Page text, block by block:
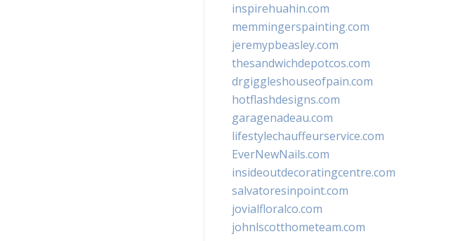
inspirehuahin.com
memmingerspainting.com
jeremypbeasley.com
thesandwichdepotcos.com
drgiggleshouseofpain.com
hotflashdesigns.com
garagenadeau.com
lifestylechauffeurservice.com
EverNewNails.com
insideoutdecoratingcentre.com
salvatoresinpoint.com
jovialfloralco.com
johnlscotthometeam.com